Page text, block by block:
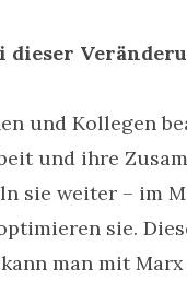
dieser
und Kollegen
und ihre
sie weiter – im
sie.
man mit